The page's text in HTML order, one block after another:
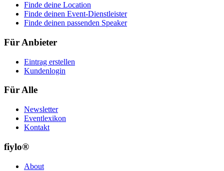
Finde deine Location
Finde deinen Event-Dienstleister
Finde deinen passenden Speaker
Für Anbieter
Eintrag erstellen
Kundenlogin
Für Alle
Newsletter
Eventlexikon
Kontakt
fiylo®
About